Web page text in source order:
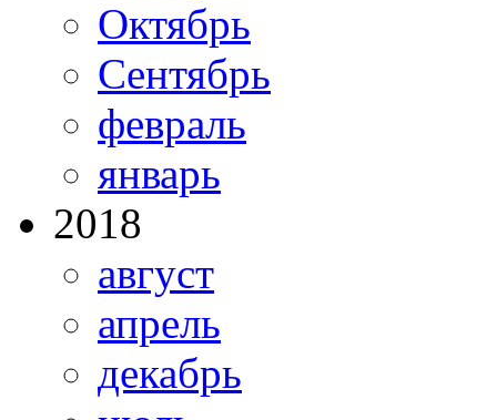
Октябрь
Сентябрь
февраль
январь
2018
август
апрель
декабрь